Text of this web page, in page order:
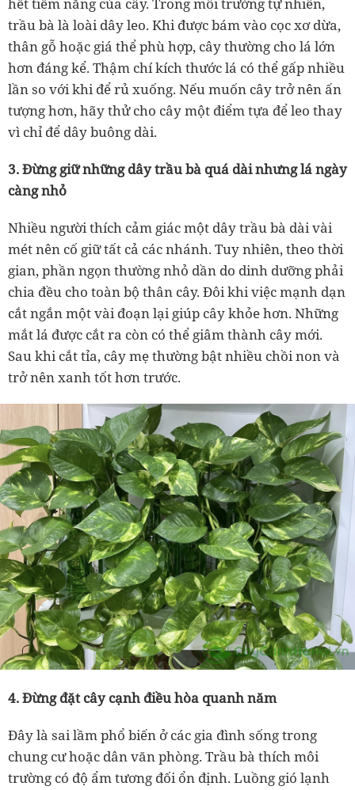
hết tiềm năng của cây. Trong môi trường tự nhiên,
trầu bà là loài dây leo. Khi được bám vào cọc xơ dừa,
thân gỗ hoặc giá thể phù hợp, cây thường cho lá lớn
hơn đáng kể. Thậm chí kích thước lá có thể gấp nhiều
lần so với khi để rủ xuống. Nếu muốn cây trở nên ấn
tượng hơn, hãy thử cho cây một điểm tựa để leo thay
vì chỉ để dây buông dài.
3. Đừng giữ những dây trầu bà quá dài nhưng lá ngày
càng nhỏ
Nhiều người thích cảm giác một dây trầu bà dài vài
mét nên cố giữ tất cả các nhánh. Tuy nhiên, theo thời
gian, phần ngọn thường nhỏ dần do dinh dưỡng phải
chia đều cho toàn bộ thân cây. Đôi khi việc mạnh dạn
cắt ngắn một vài đoạn lại giúp cây khỏe hơn. Những
mắt lá được cắt ra còn có thể giâm thành cây mới.
Sau khi cắt tỉa, cây mẹ thường bật nhiều chồi non và
trở nên xanh tốt hơn trước.
4. Đừng đặt cây cạnh điều hòa quanh năm
Đây là sai lầm phổ biến ở các gia đình sống trong
chung cư hoặc dân văn phòng. Trầu bà thích môi
trường có độ ẩm tương đối ổn định. Luồng gió lạnh